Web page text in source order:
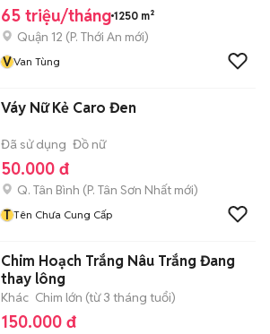
65 triệu/tháng 1250 m²
Quận 12 (P. Thới An mới)
VVan Tùng
Váy Nữ Kẻ Caro Đen
Đã sử dụng Đồ nữ
50.000 đ
Q. Tân Bình (P. Tân Sơn Nhất mới)
T Tên Chưa Cung Cấp
Chim Hoạch Trắng Nâu Trắng Đang
thay lông
Khác Chim lớn (từ 3 tháng tuổi)
150.000 đ